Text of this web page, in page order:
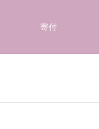
寄付